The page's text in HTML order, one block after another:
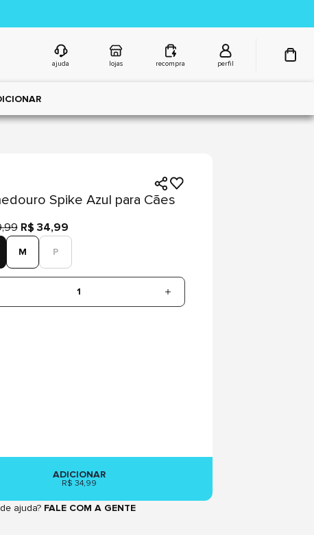
ajuda lojas recompra perfil
Spike Azul para Cães
R$ 34,99
M P
1
ADICIONAR
R$ 34,99
ajuda? FALE COM A GENTE